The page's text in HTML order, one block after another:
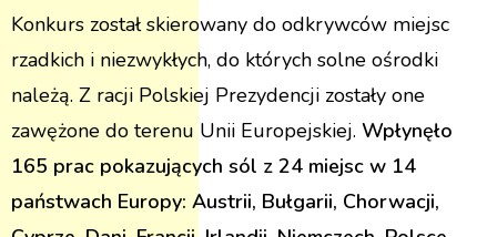
Konkurs został skierowany do odkrywców miejsc
rzadkich i niezwykłych, do których solne ośrodki
należą. Z racji Polskiej Prezydencji zostały one
zawężone do terenu Unii Europejskiej. Wpłynęło
165 prac pokazujących sól z 24 miejsc w 14
państwach Europy: Austrii, Bułgarii, Chorwacji,